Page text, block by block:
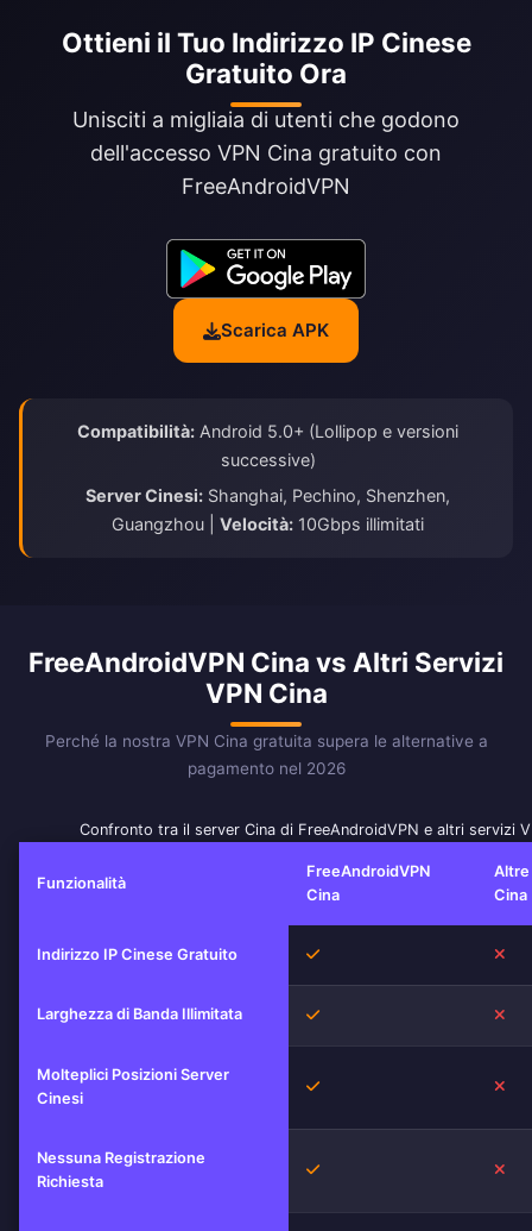
Ottieni il Tuo Indirizzo IP Cinese
Gratuito Ora
Unisciti a migliaia di utenti che godono
dell'accesso VPN Cina gratuito con
FreeAndroidVPN
Scarica APK
Compatibilità: Android 5.0+ (Lollipop e versioni
successive)
Server Cinesi: Shanghai, Pechino, Shenzhen,
Guangzhou | Velocità: 10Gbps illimitati
FreeAndroidVPN Cina vs Altri Servizi
VPN Cina
Perché la nostra VPN Cina gratuita supera le alternative a
pagamento nel 2026
Confronto tra il server Cina di FreeAndroidVPN e altri servizi
Funzionalità
FreeAndroidVPN
Cina
Altre
Cina
Indirizzo IP Cinese Gratuito Sì
Larghezza di Banda Illimitata Sì
Molteplici Posizioni Server
Cinesi
Sì
Nessuna Registrazione
Richiesta
Sì